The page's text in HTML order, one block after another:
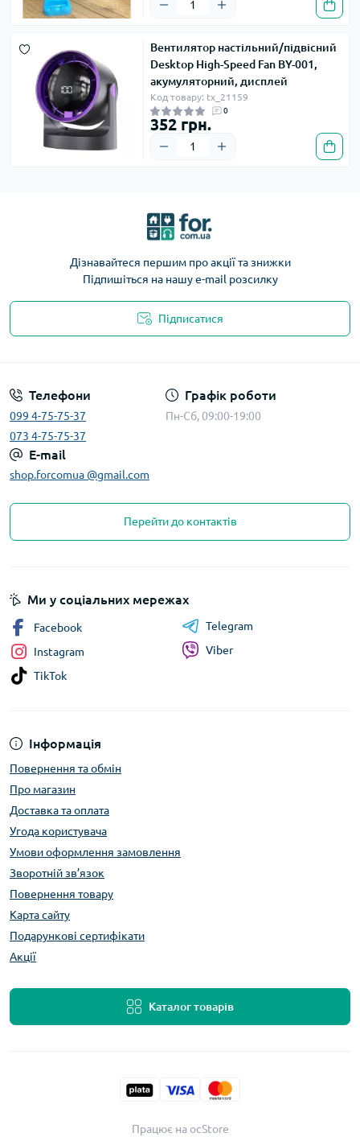
Вентилятор настільний/підвісний
Desktop High-Speed Fan BY-001,
акумуляторний, дисплей
Код товару: tx_21159
0
352 грн.
Дізнавайтеся першим про акції та знижки
Підпишіться на нашу e-mail розсилку
Підписатися
Телефони
099 4-75-75-37
073 4-75-75-37
Графік роботи
Пн-Сб, 09:00-19:00
E-mail
shop.forcomua @gmail.com
Перейти до контактів
Інформація
Повернення та обмін
Про магазин
Доставка та оплата
Угода користувача
Умови оформлення замовлення
Зворотній зв’язок
Повернення товару
Карта сайту
Подарункові сертифікати
Акції
Каталог товарів
Ми у соціальних мережах
Facebook
Instagram
TikTok
Telegram
Viber
Працює наocStore